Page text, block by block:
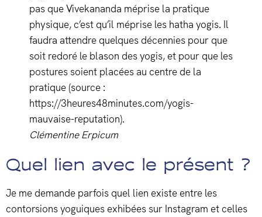
pas que Vivekananda méprise la pratique
physique, c’est qu’il méprise les hatha yogis. Il
faudra attendre quelques décennies pour que
soit redoré le blason des yogis, et pour que les
postures soient placées au centre de la
pratique (source :
https://3heures48minutes.com/yogis-
mauvaise-reputation).
Clémentine Erpicum
Quel lien avec le présent ?
Je me demande parfois quel lien existe entre les
contorsions yoguiques exhibées sur Instagram et celles